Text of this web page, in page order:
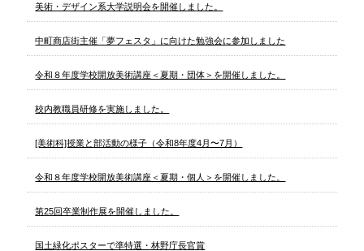
美術・デザイン系大学説明会を開催しました。
中町商店街主催「夢フェスタ」に向けた勉強会に参加しました
令和８年度学校開放美術講座＜夏期・団体＞を開催しました。
校内教職員研修を実施しました。
[美術科]授業と部活動の様子（令和8年度4月〜7月）
令和８年度学校開放美術講座＜夏期・個人＞を開催しました。
第25回卒業制作展を開催しました。
国土緑化ポスターで準特選・林野庁長官賞